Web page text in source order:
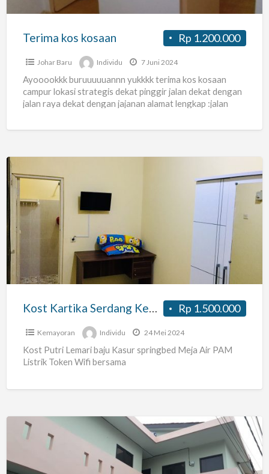
Rp 1.200.000
Terima kos kosaan
Johar Baru Individu 7 Juni 2024
Ayooookkk buruuuuuannn yukkkk terima kos kosaan
campur lokasi strategis dekat pinggir jalan dekat dengan
jalan raya dekat dengan jajanan alamat lengkap :jalan
Kost
Kartika
Serdang
Kemayoran
Rp 1.500.000
Kost Kartika Serdang Kemayoran
Kemayoran Individu 24 Mei 2024
Kost Putri Lemari baju Kasur springbed Meja Air PAM
Listrik Token Wifi bersama
Kontrakan
Muslim